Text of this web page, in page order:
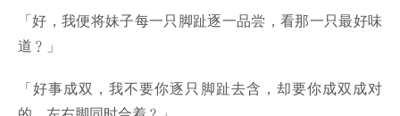
「好，我便将妹子每一只脚趾逐一品尝，看那一只最好味
道﹖」
「好事成双，我不要你逐只脚趾去含，却要你成双成对